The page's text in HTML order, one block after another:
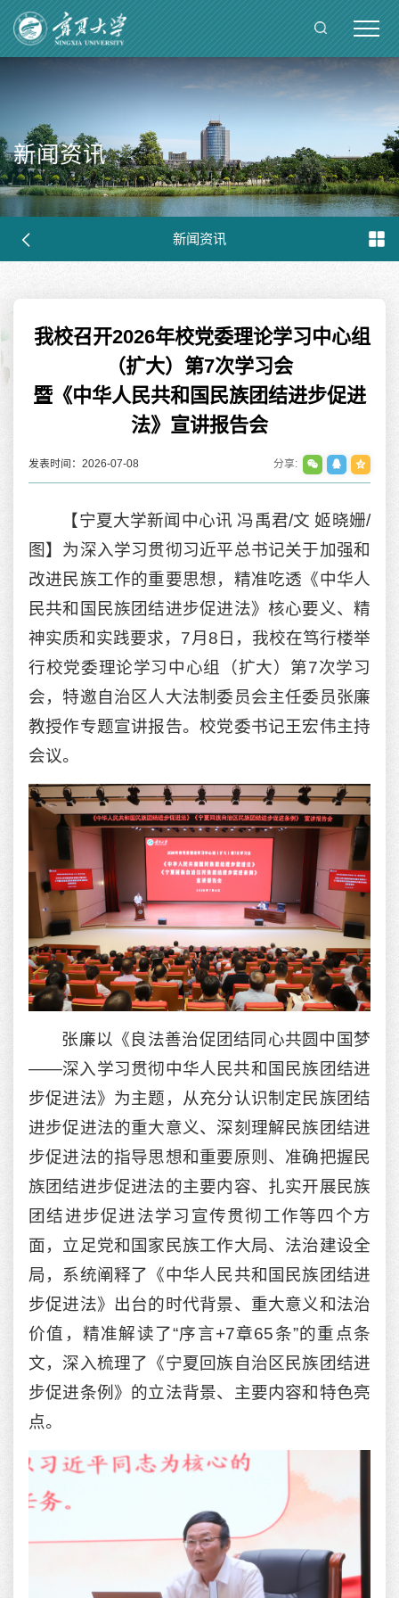
新闻资讯
新闻资讯
我校召开2026年校党委理论学习中心组
（扩大）第7次学习会
暨《中华人民共和国民族团结进步促进
法》宣讲报告会
发表时间：2026-07-08 分享:
【宁夏大学新闻中心讯 冯禹君/文 姬晓姗/
图】为深入学习贯彻习近平总书记关于加强和
改进民族工作的重要思想，精准吃透《中华人
民共和国民族团结进步促进法》核心要义、精
神实质和实践要求，7月8日，我校在笃行楼举
行校党委理论学习中心组（扩大）第7次学习
会，特邀自治区人大法制委员会主任委员张廉
教授作专题宣讲报告。校党委书记王宏伟主持
会议。
张廉以《良法善治促团结同心共圆中国梦
——深入学习贯彻中华人民共和国民族团结进
步促进法》为主题，从充分认识制定民族团结
进步促进法的重大意义、深刻理解民族团结进
步促进法的指导思想和重要原则、准确把握民
族团结进步促进法的主要内容、扎实开展民族
团结进步促进法学习宣传贯彻工作等四个方
面，立足党和国家民族工作大局、法治建设全
局，系统阐释了《中华人民共和国民族团结进
步促进法》出台的时代背景、重大意义和法治
价值，精准解读了“序言+7章65条”的重点条
文，深入梳理了《宁夏回族自治区民族团结进
步促进条例》的立法背景、主要内容和特色亮
点。